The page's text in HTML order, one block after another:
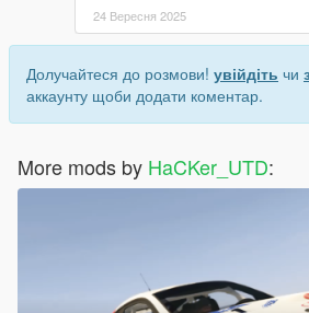
24 Вересня 2025
Долучайтеся до розмови! увійдіть чи
аккаунту щоби додати коментар.
More mods by HaCKer_UTD: